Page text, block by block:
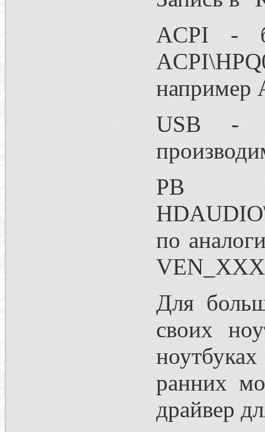
ACPI -
например
USB -
по
Для
своих
ранних
драйвер